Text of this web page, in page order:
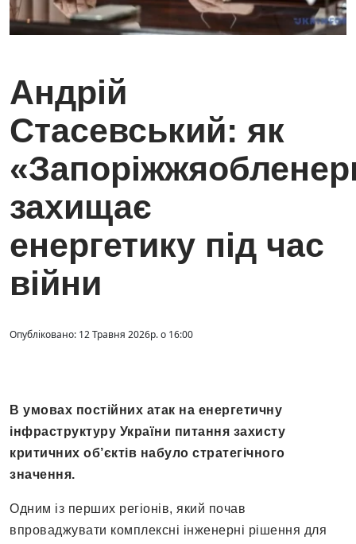
Андрій
Стасевський: як
захищає
енергетику під час
війни
Опубліковано: 12 Травня 2026р. о 16:00
В умовах постійних атак на енергетичну
інфраструктуру України питання захисту
критичних об’єктів набуло стратегічного
значення.
Одним із перших регіонів, який почав
впроваджувати комплексні інженерні рішення для